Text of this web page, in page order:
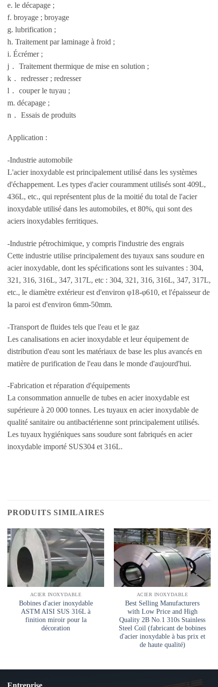
e. le décapage ;
f. broyage ; broyage
g. lubrification ;
h. Traitement par laminage à froid ;
i. Écrémer ;
j． Traitement thermique de mise en solution ;
k． redresser ; redresser
l． couper le tuyau ;
m. décapage ;
n． Essais de produits
Application :
-Industrie automobile
L'acier inoxydable est principalement utilisé dans les systèmes
d'échappement. Les types d'acier couramment utilisés sont 409L,
436L, etc., qui représentent plus de la moitié du total de l'acier
inoxydable utilisé dans les automobiles, et 80%, qui sont des
aciers inoxydables ferritiques.
-Industrie pétrochimique, y compris l'industrie des engrais
Cette industrie utilise principalement des tuyaux sans soudure en
acier inoxydable, dont les spécifications sont les suivantes : 304,
321, 316, 316L, 347, 317L, etc : 304, 321, 316, 316L, 347, 317L,
etc., le diamètre extérieur est d'environ φ18-φ610, et l'épaisseur de
la paroi est d'environ 6mm-50mm.
-Transport de fluides tels que l'eau et le gaz
Les canalisations en acier inoxydable et leur équipement de
distribution d'eau sont les matériaux de base les plus avancés en
matière de purification de l'eau dans le monde d'aujourd'hui.
-Fabrication et réparation d'équipements
La consommation annuelle de tubes en acier inoxydable est
supérieure à 20 000 tonnes. Les tuyaux en acier inoxydable de
qualité sanitaire ou antibactérienne sont principalement utilisés.
Les tuyaux hygiéniques sans soudure sont fabriqués en acier
inoxydable importé SUS304 et 316L.
PRODUITS SIMILAIRES
ACIER INOXYDABLE
Bobines d'acier inoxydable
ASTM AISI SUS 316L à
finition miroir pour la
décoration
ACIER INOXYDABLE
Best Selling Manufacturers
with Low Price and High
Quality 2B No.1 310s Stainless
Steel Coil (fabricant de bobines
d'acier inoxydable à bas prix et
de haute qualité)
Entreprise